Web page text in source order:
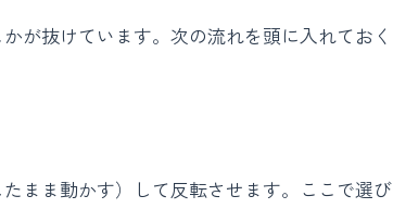
が抜けています。次の流れを頭に入れておく
まま動かす）して反転させます。ここで選び